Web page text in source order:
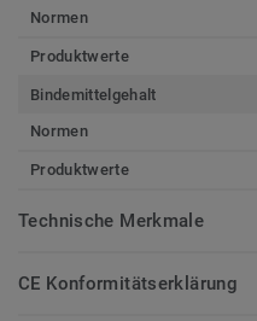
Normen
Produktwerte
Bindemittelgehalt
Normen
Produktwerte
Technische Merkmale
CE Konformitätserklärung